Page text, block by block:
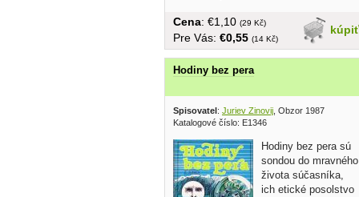
kúpiť
Cena: €1,10 (29 Kč)
Pre Vás: €0,55 (14 Kč)
Hodiny bez pera
Spisovatel : Juriev Zinovij, Obzor 1987
Katalogové číslo: E1346
Hodiny bez pera sú
sondou do mravného
života súčasníka,
ich etické posolstvo